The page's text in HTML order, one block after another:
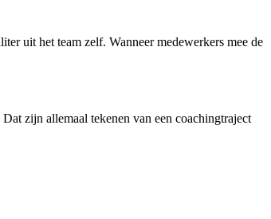
uit het team zelf. Wanneer medewerkers mee de
zijn allemaal tekenen van een coachingtraject